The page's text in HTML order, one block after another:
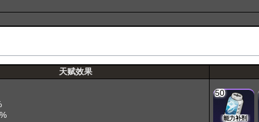
天赋效果
50
能力补剂